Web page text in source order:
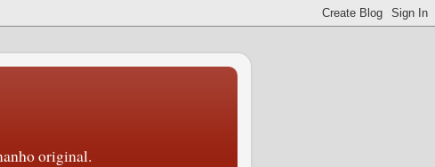
original.